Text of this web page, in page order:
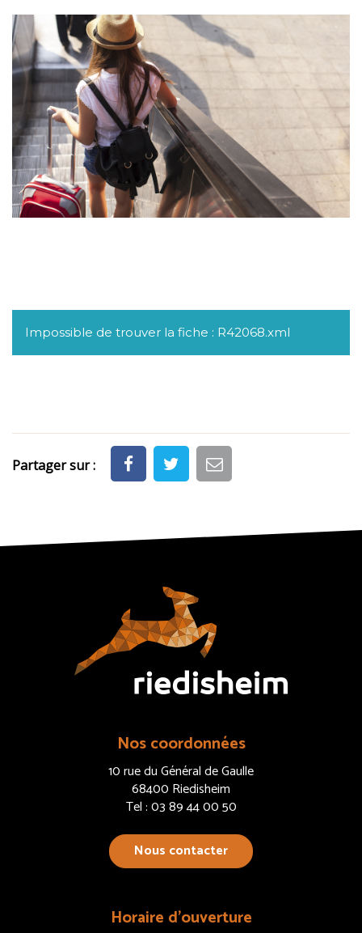
Impossible de trouver la fiche : R42068.xml
Partager sur :
Nos coordonnées
10 rue du Général de Gaulle
68400 Riedisheim
Tel : 03 89 44 00 50
Nous contacter
Horaire d’ouverture